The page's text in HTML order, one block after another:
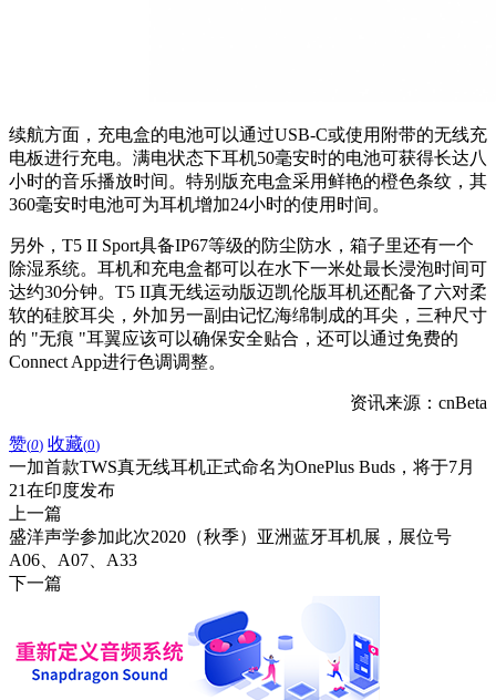
续航方面，充电盒的电池可以通过USB-C或使用附带的无线充
电板进行充电。满电状态下耳机50毫安时的电池可获得长达八
小时的音乐播放时间。特别版充电盒采用鲜艳的橙色条纹，其
360毫安时电池可为耳机增加24小时的使用时间。
另外，T5 II Sport具备IP67等级的防尘防水，箱子里还有一个
除湿系统。耳机和充电盒都可以在水下一米处最长浸泡时间可
达约30分钟。T5 II真无线运动版迈凯伦版耳机还配备了六对柔
软的硅胶耳尖，外加另一副由记忆海绵制成的耳尖，三种尺寸
的 "无痕 "耳翼应该可以确保安全贴合，还可以通过免费的
Connect App进行色调调整。
资讯来源：cnBeta
赞(0) 收藏(0)
一加首款TWS真无线耳机正式命名为OnePlus Buds，将于7月
21在印度发布
上一篇
盛洋声学参加此次2020（秋季）亚洲蓝牙耳机展，展位号
A06、A07、A33
下一篇